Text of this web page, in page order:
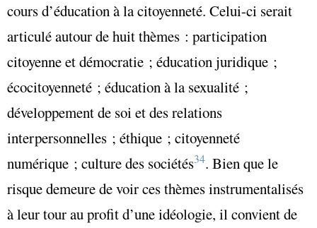
cours d’éducation à la citoyenneté. Celui-ci serait
articulé autour de huit thèmes : participation
citoyenne et démocratie ; éducation juridique ;
écocitoyenneté ; éducation à la sexualité ;
développement de soi et des relations
interpersonnelles ; éthique ; citoyenneté
numérique ; culture des sociétés34. Bien que le
risque demeure de voir ces thèmes instrumentalisés
à leur tour au profit d’une idéologie, il convient de